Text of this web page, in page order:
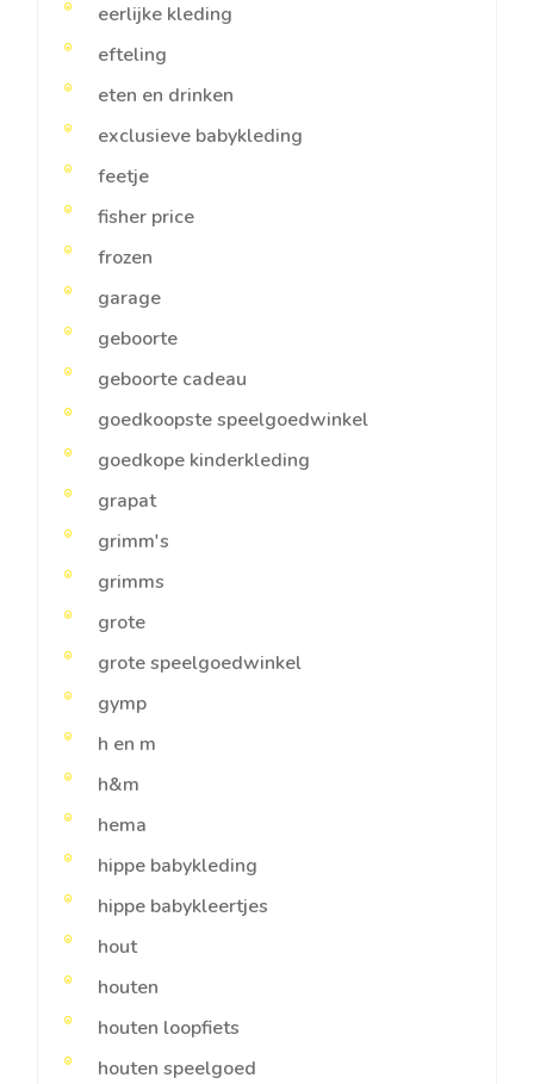
eerlijke kleding
efteling
eten en drinken
exclusieve babykleding
feetje
fisher price
frozen
garage
geboorte
geboorte cadeau
goedkoopste speelgoedwinkel
goedkope kinderkleding
grapat
grimm's
grimms
grote
grote speelgoedwinkel
gymp
h en m
h&m
hema
hippe babykleding
hippe babykleertjes
hout
houten
houten loopfiets
houten speelgoed